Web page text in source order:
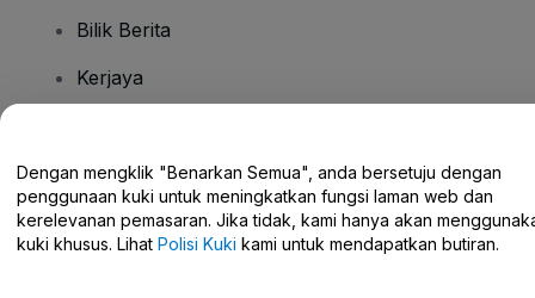
Bilik Berita
Kerjaya
Pusat Bantuan / Hubungi Kami
Dengan mengklik "Benarkan Semua", anda bersetuju dengan
penggunaan kuki untuk meningkatkan fungsi laman web dan
kerelevanan pemasaran. Jika tidak, kami hanya akan
kuki khusus. Lihat Polisi Kuki kami untuk mendapatkan butiran.